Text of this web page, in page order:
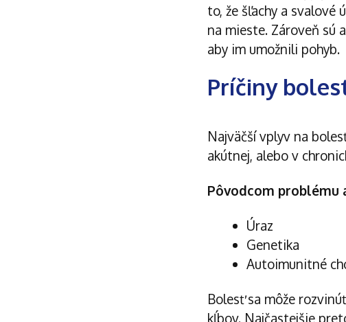
to, že šľachy a svalové
na mieste. Zároveň sú
aby im umožnili pohyb.
Príčiny
Najväčší vplyv na
akútnej, alebo v
Pôvodcom problému
Úraz
Genetika
Autoimunitné
Bolesť sa môže
kĺbov. Najčastejšie